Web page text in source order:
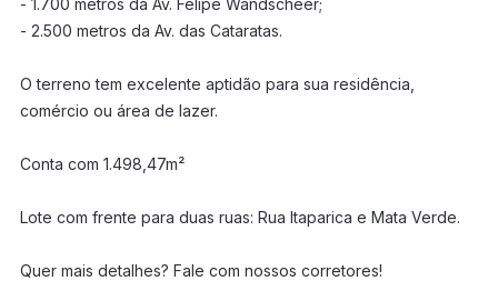
- 1.700 metros da Av. Felipe Wandscheer;
- 2.500 metros da Av. das Cataratas.
O terreno tem excelente aptidão para sua residência,
comércio ou área de lazer.
Conta com 1.498,47m²
Lote com frente para duas ruas: Rua Itaparica e Mata Verde.
Quer mais detalhes? Fale com nossos corretores!